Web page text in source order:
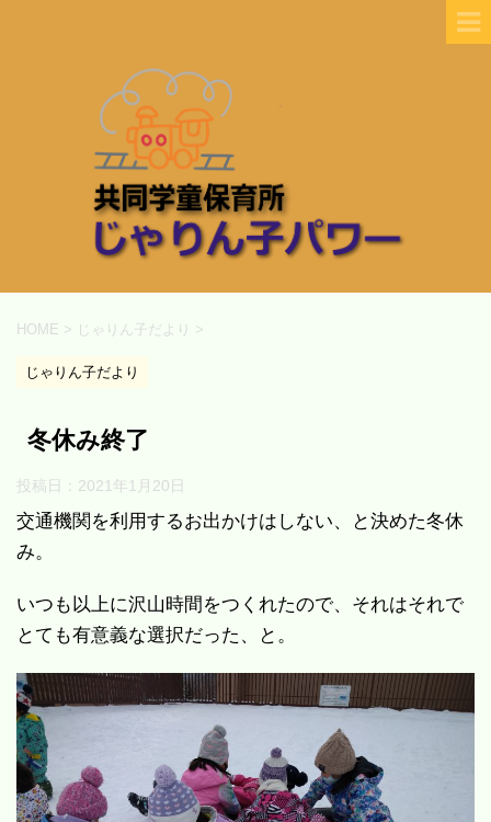
HOME > じゃりん子だより >
じゃりん子だより
冬休み終了
投稿日： 2021年1月20日
交通機関を利用するお出かけはしない、と決めた冬休
み。
いつも以上に沢山時間をつくれたので、それはそれで
とても有意義な選択だった、と。